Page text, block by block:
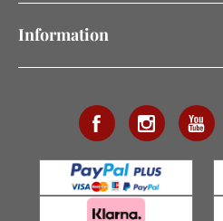
Information